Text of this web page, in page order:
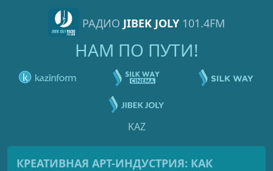
РАДИО JIBEK JOLY 101.4FM
НАМ ПО ПУТИ!
KAZ
КРЕАТИВНАЯ АРТ-ИНДУСТРИЯ: КАК